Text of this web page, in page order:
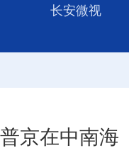
长安微视
京在中南海